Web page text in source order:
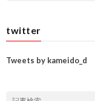
twitter
Tweets by kameido_d